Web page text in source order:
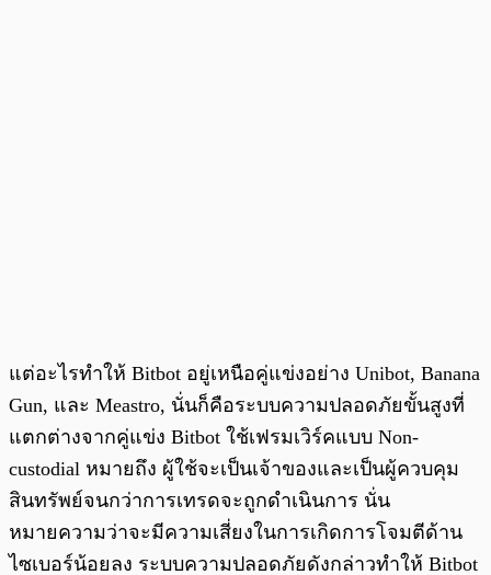
แต่อะไรทำให้ Bitbot อยู่เหนือคู่แข่งอย่าง Unibot, Banana
Gun, และ Meastro, นั่นก็คือระบบความปลอดภัยขั้นสูงที่
แตกต่างจากคู่แข่ง Bitbot ใช้เฟรมเวิร์คแบบ Non-
custodial หมายถึง ผู้ใช้จะเป็นเจ้าของและเป็นผู้ควบคุม
สินทรัพย์จนกว่าการเทรดจะถูกดำเนินการ นั่น
หมายความว่าจะมีความเสี่ยงในการเกิดการโจมตีด้าน
ไซเบอร์น้อยลง ระบบความปลอดภัยดังกล่าวทำให้ Bitbot